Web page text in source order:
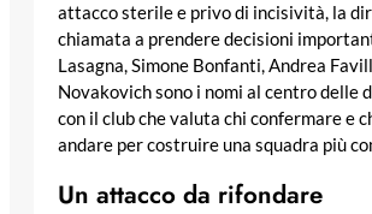
attacco sterile e privo di incisività, la
chiamata a prendere decisioni
Lasagna, Simone Bonfanti, Andrea
Novakovich sono i nomi al centro delle
con il club che valuta chi confermare e
andare per costruire una squadra più
Un attacco da rifondare